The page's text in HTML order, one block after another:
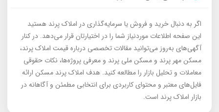
اگر به دنبال خرید و فروش یا سرمایه‌گذاری در املاک پرند هستید
این صفحه اطلاعات موردنیاز شما را در اختیارتان قرار می‌دهد. در کنار
آگهی‌های به‌روز می‌توانید مقالات تخصصی درباره قیمت املاک پرند،
مسکن مهر پرند و مسکن ملی پرند و معرفی پروژه‌ها، نکات حقوقی
معاملات و تحلیل بازار را مطالعه کنید. هدف املاک پرند مسکن ارائه
فایل‌های معتبر و محتوای کاربردی برای انتخابی مطمئن و آگاهانه در
بازار املاک پرند است.